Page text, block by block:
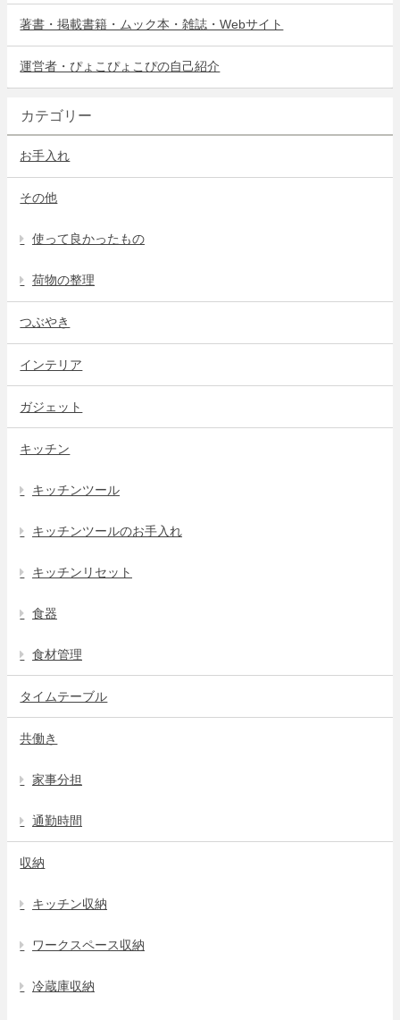
著書・掲載書籍・ムック本・雑誌・Webサイト
運営者・ぴょこぴょこぴの自己紹介
カテゴリー
お手入れ
その他
使って良かったもの
荷物の整理
つぶやき
インテリア
ガジェット
キッチン
キッチンツール
キッチンツールのお手入れ
キッチンリセット
食器
食材管理
タイムテーブル
共働き
家事分担
通勤時間
収納
キッチン収納
ワークスペース収納
冷蔵庫収納